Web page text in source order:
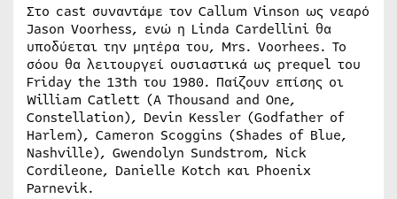
Στο cast συναντάμε τον Callum Vinson ως νεαρό
Jason Voorhess, ενώ η Linda Cardellini θα
υποδύεται την μητέρα του, Mrs. Voorhees. Το
σόου θα λειτουργεί ουσιαστικά ως prequel του
Friday the 13th του 1980. Παίζουν επίσης οι
William Catlett (A Thousand and One,
Constellation), Devin Kessler (Godfather of
Harlem), Cameron Scoggins (Shades of Blue,
Nashville), Gwendolyn Sundstrom, Nick
Cordileone, Danielle Kotch και Phoenix
Parnevik.